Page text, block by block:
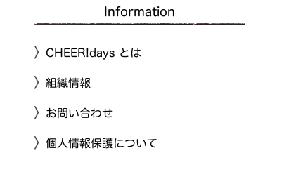
Information
CHEER!days とは
組織情報
お問い合わせ
個人情報保護について